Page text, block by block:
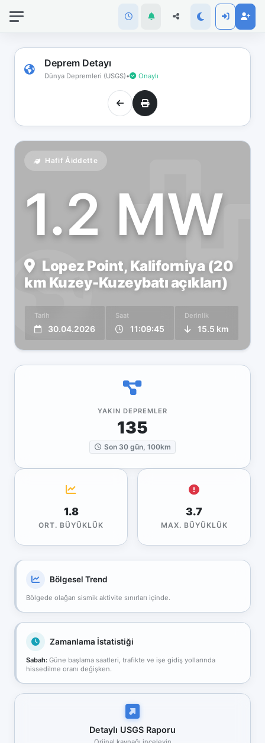
Deprem Detayı
Dünya Depremleri (USGS)• Onaylı
Hafif Åiddette
1.2 MW
Lopez Point, Kaliforniya (20
km Kuzey-Kuzeybatı açıkları)
Tarih
30.04.2026
Saat
11:09:45
Derinlik
15.5 km
YAKIN DEPREMLER
135
Son 30 gün, 100km
1.8
ORT. BÜYÜKLÜK
3.7
MAX. BÜYÜKLÜK
Bölgesel Trend
Bölgede olağan sismik aktivite sınırları içinde.
Zamanlama İstatistiği
Sabah: Güne başlama saatleri, trafikte ve işe gidiş yollarında
hissedilme oranı değişken.
Detaylı USGS Raporu
bağlantınız
koptu!
Çevrimdışı
moddasınız.